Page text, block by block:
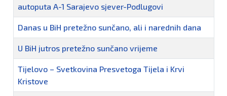
autoputa A-1 Sarajevo sjever-Podlugovi
Danas u BiH pretežno sunčano, ali i narednih dana
U BiH jutros pretežno sunčano vrijeme
Tijelovo – Svetkovina Presvetoga Tijela i Krvi
Kristove